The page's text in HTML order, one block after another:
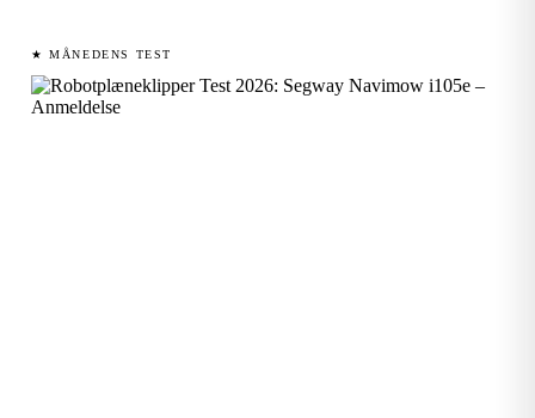
★ MÅNEDENS TEST